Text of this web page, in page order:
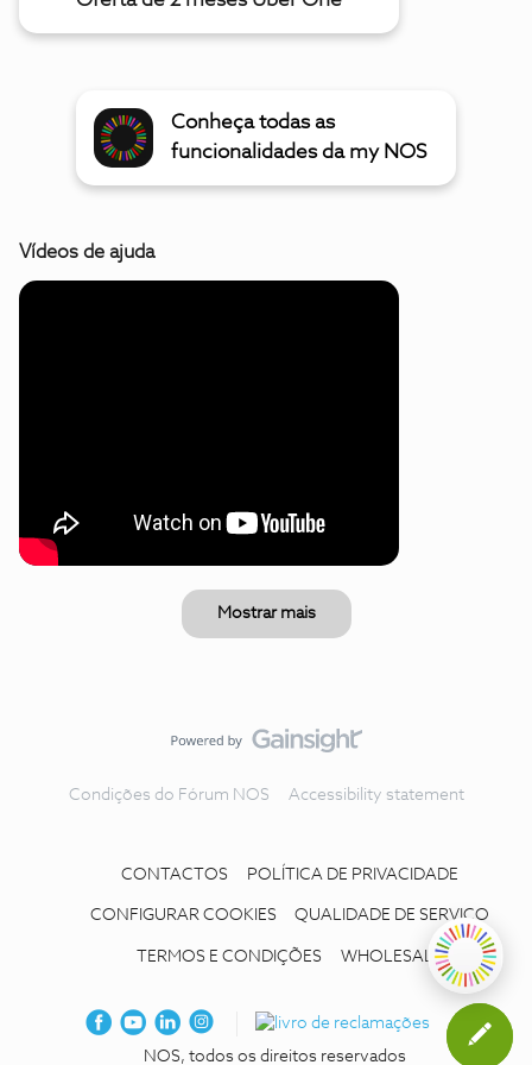
Conheça todas as
funcionalidades da my NOS
Vídeos de ajuda
Mostrar mais
Condições do Fórum NOS Accessibility statement
CONTACTOS POLÍTICA DE PRIVACIDADE
CONFIGURAR COOKIES QUALIDADE DE SERVIÇO
TERMOS E CONDIÇÕES WHOLESALE
NOS, todos os direitos reservados